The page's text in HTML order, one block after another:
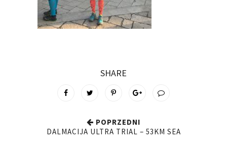
SHARE
POPRZEDNI
DALMACIJA ULTRA TRIAL – 53KM SEA